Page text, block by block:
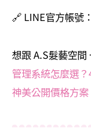
🔗 LINE官方帳號：
想跟 A.S髮藝空
管理系統怎麼選
神美公開價格方案